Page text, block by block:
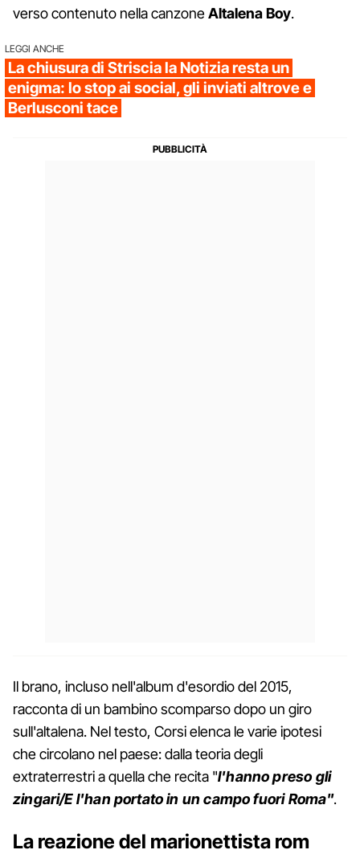
verso contenuto nella canzoneAltalenaBoy.
LEGGI ANCHE
La chiusura di Striscia la Notizia resta un
enigma: lo stop ai social, gli inviati altrove e
Berlusconi tace
Il brano, incluso nell'album d'esordio del 2015,
racconta di un bambino scomparso dopo un giro
sull'altalena. Nel testo, Corsi elenca le varie ipotesi
che circolano nel paese: dalla teoria degli
extraterrestri a quella che recita "l'hanno preso gli
zingari/E l'han portato in un campo fuori Roma".
La reazione del marionettista rom